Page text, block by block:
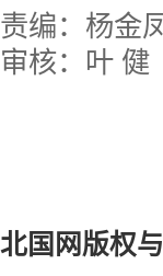
责编：杨金
审核：叶 健
北国网版权